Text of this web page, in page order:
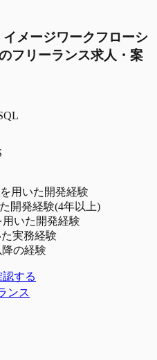
イメージワークフローシ
フリーランス求人・案
用いた開発経験
開発経験(4年以上)
用いた開発経験
実務経験
の経験
する
ンス